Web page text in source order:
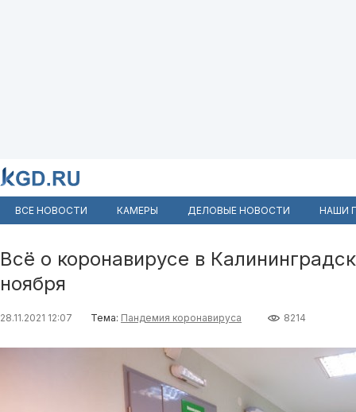
ВСЕ НОВОСТИ КАМЕРЫ ДЕЛОВЫЕ НОВОСТИ НАШИ
Всё о коронавирусе в
ноября
28.11.2021 12:07 Тема: Пандемия коронавируса 8214